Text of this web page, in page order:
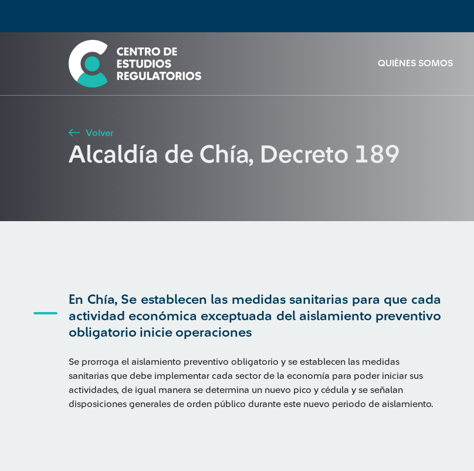
QUIÉNES SOMOS
Seleccione país
Buscar
Volver
Alcaldía de Chía, Decreto 189
En Chía, Se establecen las medidas sanitarias para que cada
actividad económica exceptuada del aislamiento preventivo
obligatorio inicie operaciones
Se prorroga el aislamiento preventivo obligatorio y se establecen las medidas
sanitarias que debe implementar cada sector de la economía para poder iniciar sus
actividades, de igual manera se determina un nuevo pico y cédula y se señalan
disposiciones generales de orden público durante este nuevo periodo de aislamiento.